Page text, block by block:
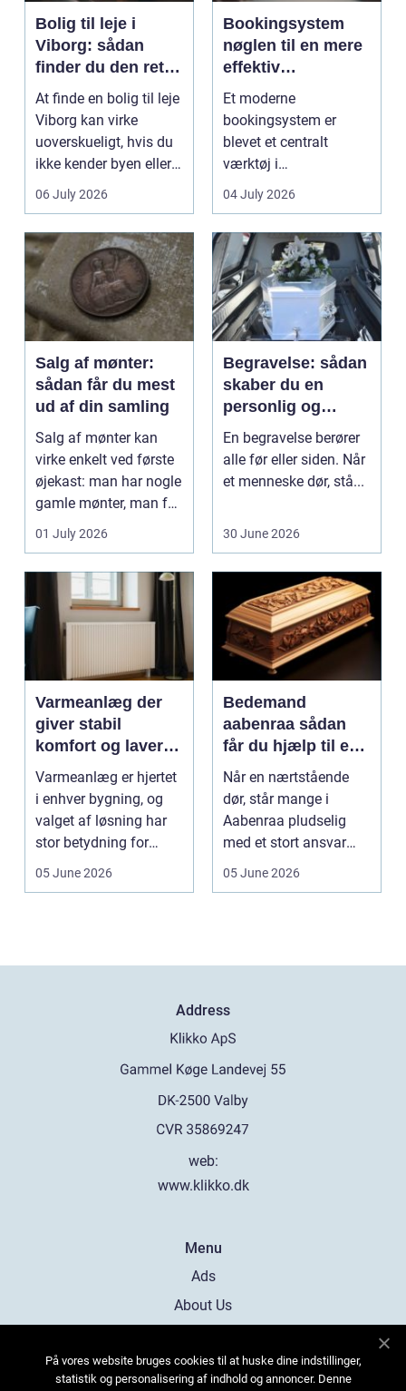
Bolig til leje i
Viborg: sådan
finder du den rette
lejlighed
At finde en bolig til leje
Viborg kan virke
uoverskueligt, hvis du
ikke kender byen eller
det lokale...
06 July 2026
Bookingsystem
nøglen til en mere
effektiv
klinikhverdag
Et moderne
bookingsystem er
blevet et centralt
værktøj i
sundhedssektoren.
Klinikker, praksis og
beh...
04 July 2026
Salg af mønter:
sådan får du mest
ud af din samling
Salg af mønter kan
virke enkelt ved første
øjekast: man har nogle
gamle mønter, man får
dem vurderet...
01 July 2026
Begravelse: sådan
skaber du en
personlig og
respektfuld afsked
En begravelse berører
alle før eller siden. Når
et menneske dør, stå...
30 June 2026
Varmeanlæg der
giver stabil
komfort og lavere
energiregning
Varmeanlæg er hjertet
i enhver bygning, og
valget af løsning har
stor betydning for
b&a...
05 June 2026
Bedemand
aabenraa sådan
får du hjælp til en
værdig afsked
Når en nærtstående
dør, står mange i
Aabenraa pludselig
med et stort ansvar
midt i sorgen.
05 June 2026
Address
web:
www.klikko.dk
Menu
Ads
About Us
Contact
På vores website bruges cookies til at huske dine indstillinger,
statistik og personalisering af indhold og annoncer. Denne